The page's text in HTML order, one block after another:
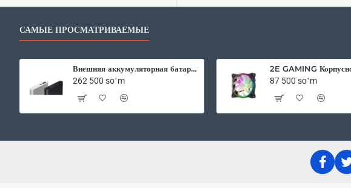
на
САМЫЕ ПРОСМАТРИВАЕМЫЕ
Внешняя аккумуляторная батарея Xiaomi Mi Power Bank2 10000 mAh
262 500 soʻm
87 500 soʻm